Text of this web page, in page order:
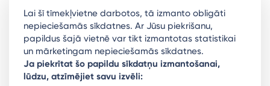
Ready to stay in the loop on Rigas business
community? Subscribe to our newsletter.
Lai šī tīmekļvietne darbotos, tā izmanto obligāti
nepieciešamās sīkdatnes. Ar Jūsu piekrišanu,
papildus šajā vietnē var tikt izmantotas statistikai
un mārketingam nepieciešamās sīkdatnes.
Ja piekrītat šo papildu sīkdatņu izmantošanai,
lūdzu, atzīmējiet savu izvēli: